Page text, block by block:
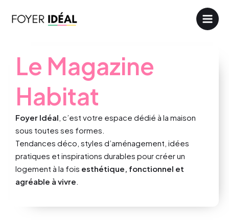
Le Magazine
Habitat
Foyer Idéal , c’est votre espace dédié à la maison
sous toutes ses formes.
Tendances déco, styles d’aménagement, idées
pratiques et inspirations durables pour créer un
logement à la fois esthétique, fonctionnel et
agréable à vivre